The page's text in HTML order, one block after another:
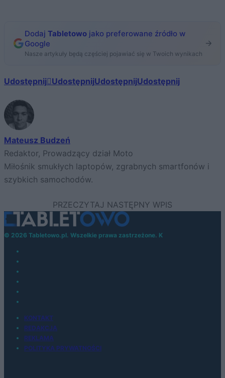
Dodaj Tabletowo jako preferowane źródło w
Google
Nasze artykuły będą częściej pojawiać się w Twoich wynikach
Udostępnij UdostępnijUdostępnijUdostępnij
Mateusz Budzeń
Redaktor, Prowadzący dział Moto
Miłośnik smukłych laptopów, zgrabnych smartfonów i
szybkich samochodów.
© 2026 Tabletowo.pl. Wszelkie prawa zastrzeżone. K
KONTAKT
REDAKCJA
REKLAMA
POLITYKA PRYWATNOŚCI